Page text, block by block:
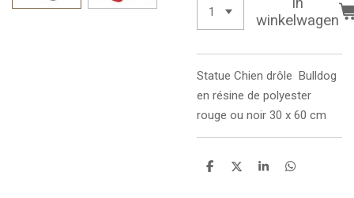
winkelwagen
Statue Chien drôle Bulldog
en résine de polyester
rouge ou noir 30 x 60 cm
D
D
S
D